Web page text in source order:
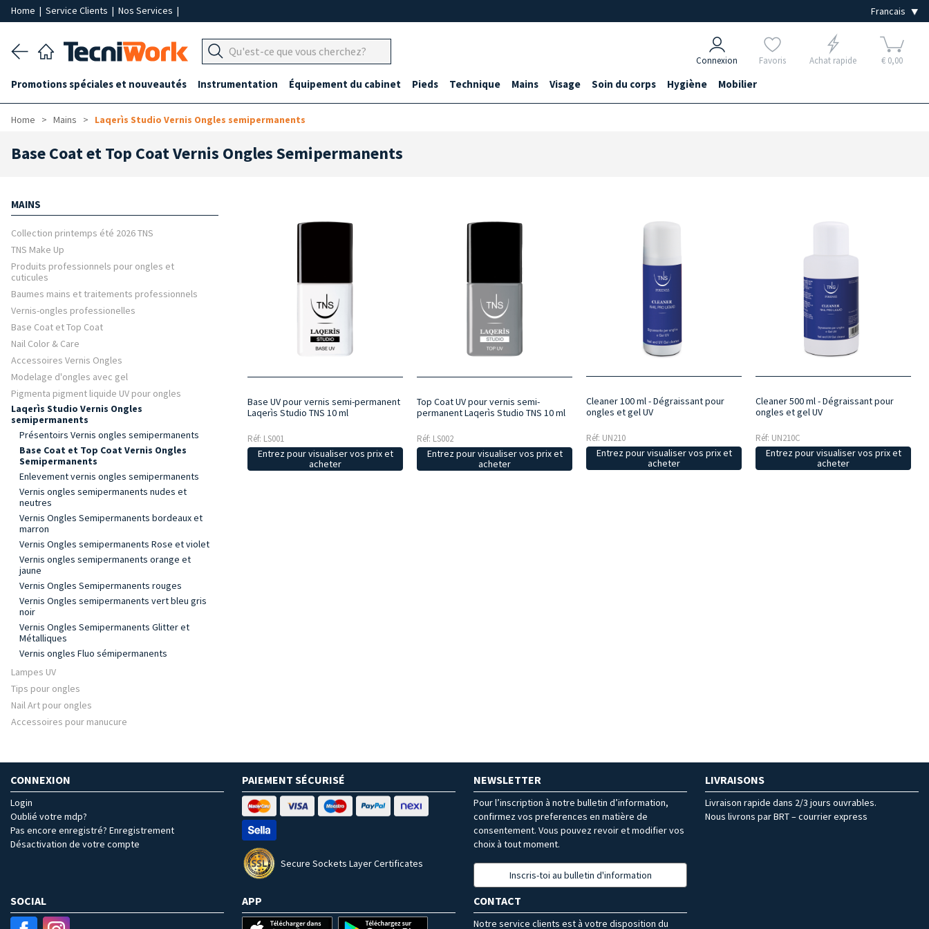
Home | Service Clients | Nos Services |
Connexion Favoris Achat rapide € 0,00
Promotions spéciales et nouveautés Instrumentation Équipement du cabinet Pieds Technique Mains Visage Soin du corps Hygiène Mobilier
Home Mains Laqerìs Studio Vernis Ongles semipermanents
Base Coat et Top Coat Vernis Ongles Semipermanents
MAINS
Collection printemps été 2026 TNS
TNS Make Up
Produits professionnels pour ongles et
cuticules
Baumes mains et traitements professionnels
Vernis-ongles professionelles
Base Coat et Top Coat
Nail Color & Care
Accessoires Vernis Ongles
Modelage d'ongles avec gel
Pigmenta pigment liquide UV pour ongles
Laqerìs Studio Vernis Ongles
semipermanents
Présentoirs Vernis ongles semipermanents
Base Coat et Top Coat Vernis Ongles
Semipermanents
Enlevement vernis ongles semipermanents
Vernis ongles semipermanents nudes et
neutres
Vernis Ongles Semipermanents bordeaux et
marron
Vernis Ongles semipermanents Rose et violet
Vernis ongles semipermanents orange et
jaune
Vernis Ongles Semipermanents rouges
Vernis Ongles semipermanents vert bleu gris
noir
Vernis Ongles Semipermanents Glitter et
Métalliques
Vernis ongles Fluo sémipermanents
Lampes UV
Tips pour ongles
Nail Art pour ongles
Accessoires pour manucure
Base UV pour vernis semi-permanent
Laqerìs Studio TNS 10 ml
Réf: LS001
Entrez pour visualiser vos prix et
acheter
Top Coat UV pour vernis semi-
permanent Laqerìs Studio TNS 10 ml
Réf: LS002
Entrez pour visualiser vos prix et
acheter
Cleaner 100 ml - Dégraissant pour
ongles et gel UV
Réf: UN210
Entrez pour visualiser vos prix et
acheter
Cleaner 500 ml - Dégraissant pour
ongles et gel UV
Réf: UN210C
Entrez pour visualiser vos prix et
acheter
CONNEXION
Login
Oublié votre mdp?
Pas encore enregistré? Enregistrement
Désactivation de votre compte
PAIEMENT SÉCURISÉ
Secure Sockets Layer Certificates
NEWSLETTER
Pour l’inscription à notre bulletin d’information,
confirmez vos preferences en matière de
consentement. Vous pouvez revoir et modifier vos
choix à tout moment.
Inscris-toi au bulletin d'information
LIVRAISONS
Livraison rapide dans 2/3 jours ouvrables.
Nous livrons par BRT – courrier express
SOCIAL APP CONTACT
Notre service clients est à votre disposition du